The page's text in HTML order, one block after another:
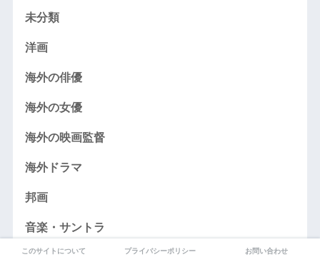
未分類
洋画
海外の俳優
海外の女優
海外の映画監督
海外ドラマ
邦画
音楽・サントラ
このサイトについて プライバシーポリシー お問い合わせ